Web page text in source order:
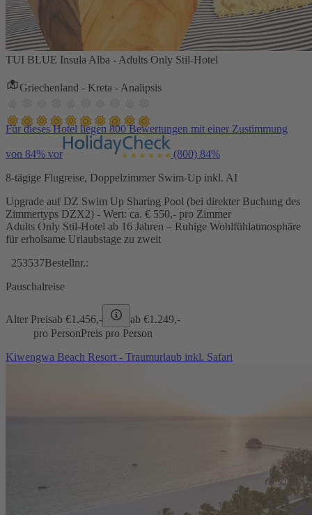
TUI BLUE Insula Alba - Adults Only Stil-Hotel
Griechenland - Kreta - Analipsis
Für dieses Hotel liegen 800 Bewertungen mit einer Zustimmung
von 84% vor (800) 84%
8-tägige Flugreise, Doppelzimmer Swim-Up inkl. AI
Upgrade auf DZ Swim Up Sharing Pool (bei direkter Buchung des
Zimmertyps DZX2) - Wert: ca. € 550,- pro Zimmer
Adults Only Stil-Hotel ab 16 Jahren – Ruhige Wohlfühlatmosphäre
für erholsame Urlaubstage zu zweit
253537Bestellnr.:
Pauschalreise
Alter Preisab €1.456,- ab €1.249,-
pro PersonPreis pro Person
Kiwengwa Beach Resort - Traumurlaub inkl. Safari